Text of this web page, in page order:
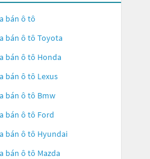
bán ô tô
bán ô tô Toyota
bán ô tô Honda
bán ô tô Lexus
bán ô tô Bmw
bán ô tô Ford
bán ô tô Hyundai
bán ô tô Mazda